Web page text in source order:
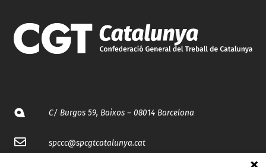
C/ Burgos 59, Baixos – 08014 Barcelona
spccc@spcgtcatalunya.cat